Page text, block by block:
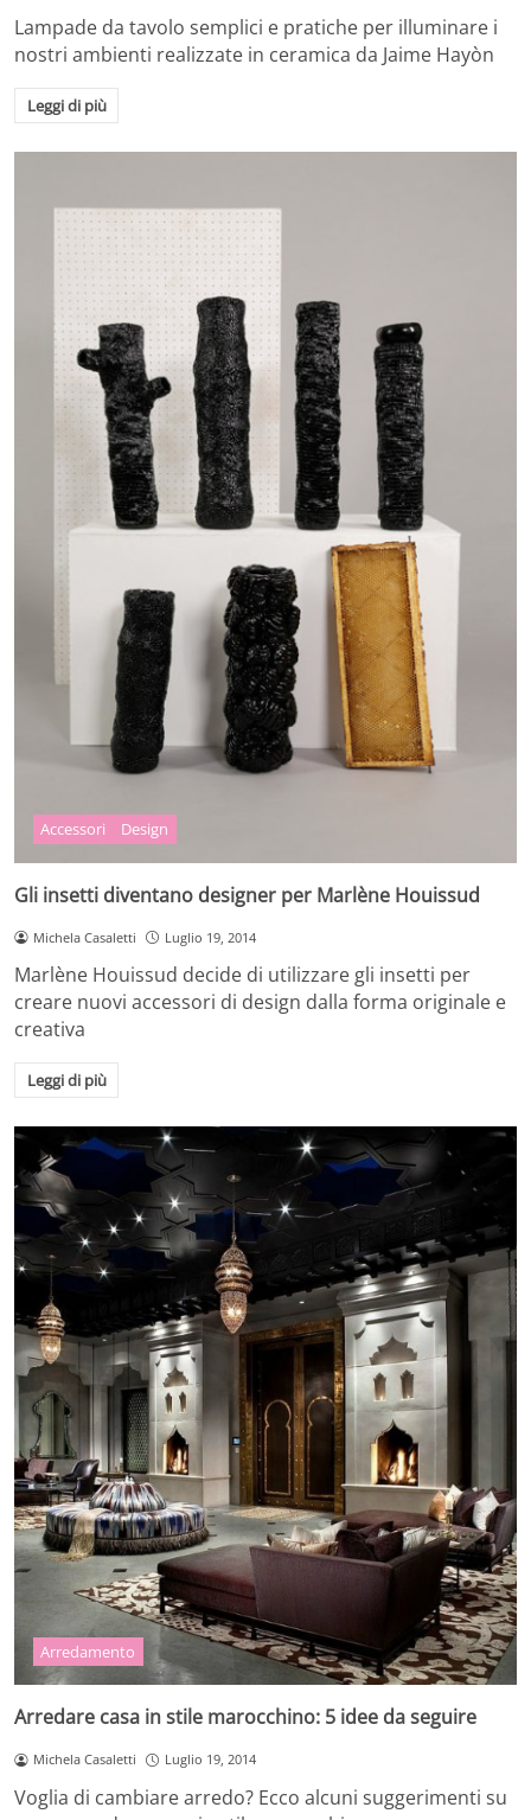
Lampade da tavolo semplici e pratiche per illuminare i
nostri ambienti realizzate in ceramica da Jaime Hayòn
Leggi di più
Accessori Design
Gli insetti diventano designer per Marlène Houissud
Michela Casaletti Luglio 19, 2014
Marlène Houissud decide di utilizzare gli insetti per
creare nuovi accessori di design dalla forma originale e
creativa
Leggi di più
Arredamento
Arredare casa in stile marocchino: 5 idee da seguire
Michela Casaletti Luglio 19, 2014
Voglia di cambiare arredo? Ecco alcuni suggerimenti su